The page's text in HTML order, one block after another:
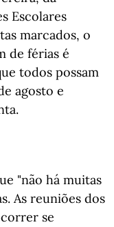
Escolares
marcados, o
de férias é
todos possam
agosto e
"não há muitas
As reuniões dos
se